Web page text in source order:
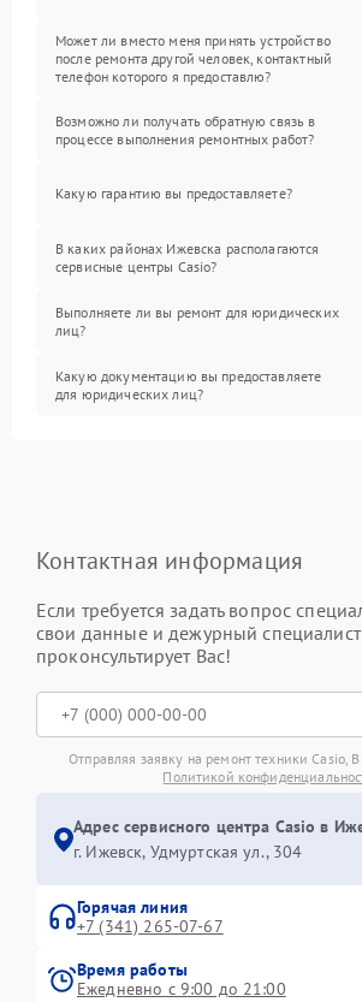
Может ли вместо меня принять устройство
после ремонта другой человек, контактный
телефон которого я предоставлю?
Возможно ли получать обратную связь в
процессе выполнения ремонтных работ?
Какую гарантию вы предоставляете?
В каких районах Ижевска располагаются
сервисные центры Casio?
Выполняете ли вы ремонт для юридических
лиц?
Какую документацию вы предоставляете
для юридических лиц?
Контактная информация
Если требуется задать вопрос
свои данные и дежурный
проконсультирует Вас!
Отправляя заявку на ремонт техники Casio,
Политикой
Адрес сервисного центра Casio в
г. Ижевск, Удмуртская ул., 304
Горячая линия
+7 (341) 265-07-67
Время работы
Ежедневно с 9:00 до 21:00